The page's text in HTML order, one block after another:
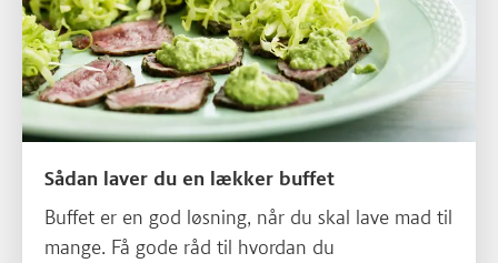
Sådan laver du en lækker buffet
Buffet er en god løsning, når du skal lave mad til
mange. Få gode råd til hvordan du